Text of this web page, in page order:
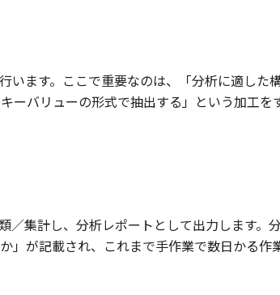
ます。ここで重要なのは、「分析に適した
ーバリューの形式で抽出する」という加工を
／集計し、分析レポートとして出力します。
」が記載され、これまで手作業で数日かる作